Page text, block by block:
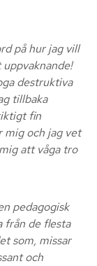
på hur jag vill
destruktiva
tillbaka
fin
mig och jag vet
att våga tro
pedagogisk
från de flesta
som, missar
och